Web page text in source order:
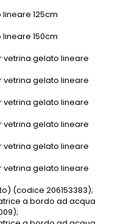
125cm
150cm
vetrina gelato lineare
vetrina gelato lineare
vetrina gelato lineare
vetrina gelato lineare
vetrina gelato lineare
vetrina gelato lineare
(codice 206153383);
a bordo ad acqua